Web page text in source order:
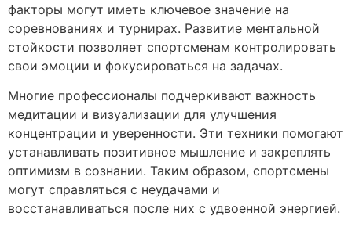
факторы могут иметь ключевое значение на
соревнованиях и турнирах. Развитие ментальной
стойкости позволяет спортсменам контролировать
свои эмоции и фокусироваться на задачах.
Многие профессионалы подчеркивают важность
медитации и визуализации для улучшения
концентрации и уверенности. Эти техники помогают
устанавливать позитивное мышление и закреплять
оптимизм в сознании. Таким образом, спортсмены
могут справляться с неудачами и
восстанавливаться после них с удвоенной энергией.